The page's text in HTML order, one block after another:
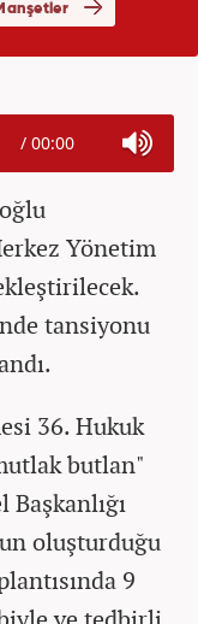
/ 00:00
Yönetim
tansiyonu
36. Hukuk
butlan"
Başkanlığı
oluşturduğu
9